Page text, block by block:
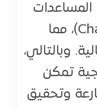
المساعدات
الافتراضية والدردشة الآلية (Chatbots)، مما
وبالتالي،
تمكن
وتحقيق